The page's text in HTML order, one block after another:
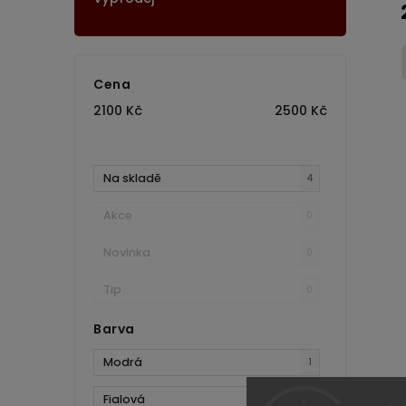
Cena
2100 Kč 2500 Kč
Na skladě 4
Akce
Novinka
Tip
Barva
Modrá 1
Fialová